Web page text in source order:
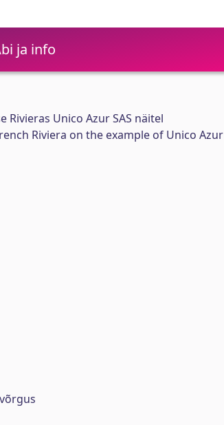
ja info
Unico Azur SAS näitel
Riviera on the example of Unico Azur